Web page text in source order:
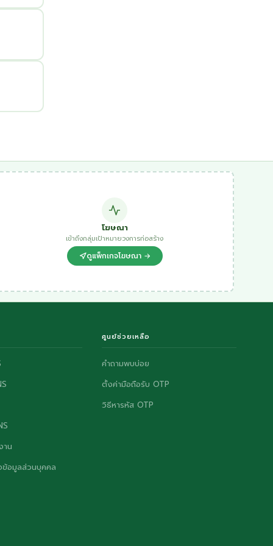
โฆษณา
เข้าถึงกลุ่มเป้าหมายวงการก่อสร้าง
ดูแพ็กเกจโฆษณา →
าน
ข้อมูลส่วนบุคคล
ศูนย์ช่วยเหลือ
คำถามพบบ่อย
ตั้งค่ามือถือรับ OTP
วิธีหารหัส OTP